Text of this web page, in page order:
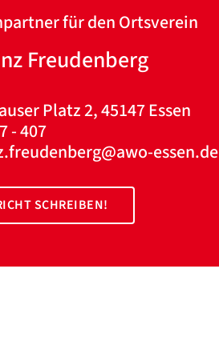
für den Ortsverein
Freudenberg
Platz 2, 45147 Essen
- 407
essen.de
SCHREIBEN!